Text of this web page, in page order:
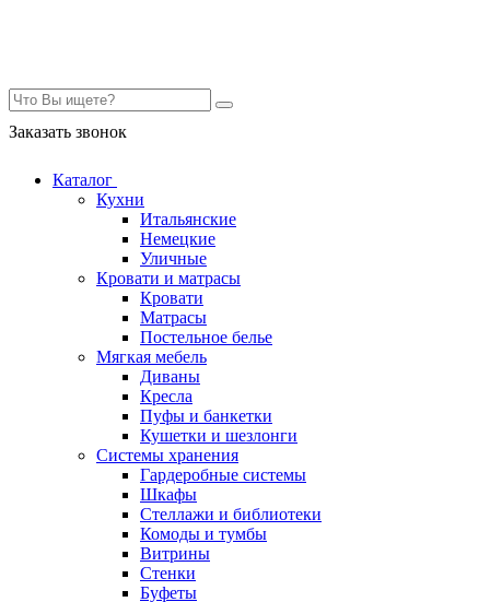
Заказать звонок
Каталог
Кухни
Итальянские
Немецкие
Уличные
Кровати и матрасы
Кровати
Матрасы
Постельное белье
Мягкая мебель
Диваны
Кресла
Пуфы и банкетки
Кушетки и шезлонги
Системы хранения
Гардеробные системы
Шкафы
Стеллажи и библиотеки
Комоды и тумбы
Витрины
Стенки
Буфеты